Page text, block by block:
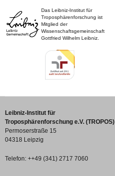
Das Leibniz-Institut für
Troposphärenforschung ist
Mitglied der
Wissenschaftsgemeinschaft
Gottfried Wilhelm Leibniz.
Leibniz-Institut für
Troposphärenforschung e.V. (TROPOS)
Permoserstraße 15
04318 Leipzig
Telefon: ++49 (341) 2717 7060